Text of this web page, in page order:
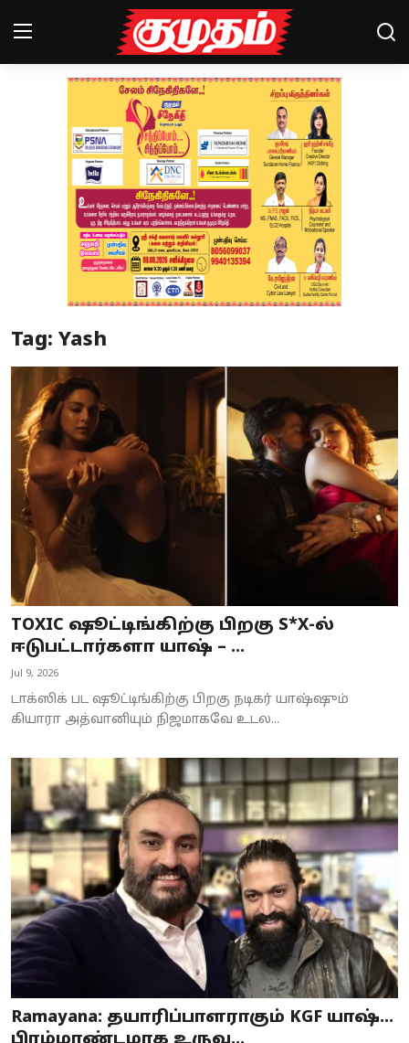
Magazines
Special Story
Business
Crime
Tamilnadu
National
World
Astrology
Spirituality
Weather
Politics
Tag: Yash
TOXIC ஷூட்டிங்கிற்கு பிறகு S*X-ல்
ஈடுபட்டார்களா யாஷ் – ...
Jul 9, 2026
டாக்ஸிக் பட ஷூட்டிங்கிற்கு பிறகு நடிகர் யாஷ்ஷும்
கியாரா அத்வானியும் நிஜமாகவே உடல...
Ramayana: தயாரிப்பாளராகும் KGF யாஷ்…